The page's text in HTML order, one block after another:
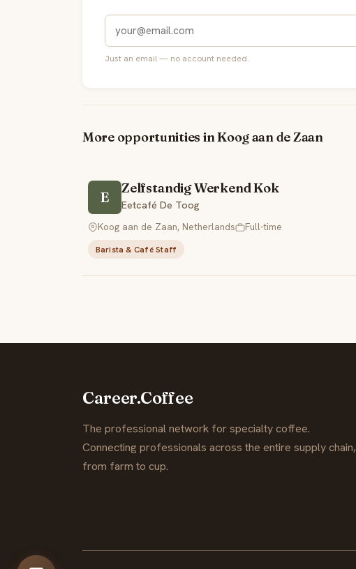
Just an email — no account needed.
More opportunities in Koog aan de Zaan
E
Zelfstandig Werkend Kok
Eetcafé De Toog
Koog aan de Zaan, Netherlands
Full-time
Barista & Café Staff
Career.Coffee
The professional network for specialty coffee.
Connecting professionals across the entire supply chain,
from farm to cup.